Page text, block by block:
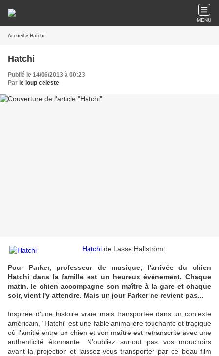
MENU
Accueil » Hatchi
Hatchi
Publié le 14/06/2013 à 00:23
Par le loup celeste
Hatchi de Lasse Hallström:
Pour Parker, professeur de musique, l'arrivée du chien
Hatchi dans la famille est un heureux événement. Chaque
matin, le chien accompagne son maître à la gare et chaque
soir, vient l'y attendre. Mais un jour Parker ne revient pas...
Inspirée d'une histoire vraie mais transportée dans un contexte
américain, "Hatchi" est une fable animalière touchante et tragique
où l'amitié entre un chien et son maître est retranscrite avec une
authenticité étonnante. N'oubliez surtout pas vos mouchoirs
avant la projection et laissez-vous transporter par ce beau film